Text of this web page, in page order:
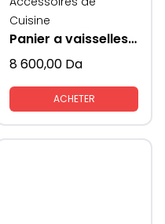
Cuisine
Panier a vaisselles extractible
8 600,00 Da
ACHETER